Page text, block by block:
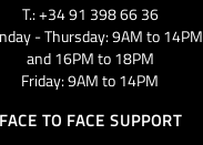
T.: +34 91 398 66 36
- Thursday: 9AM to 14PM
and 16PM to 18PM
Friday: 9AM to 14PM
FACE TO FACE SUPPORT